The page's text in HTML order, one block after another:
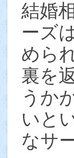
結婚
ーズ
めら
裏を
うか
いと
なサ